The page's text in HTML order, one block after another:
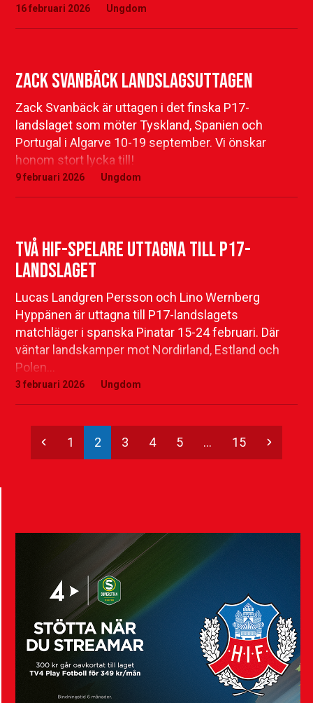
16 februari 2026 Ungdom
Zack Svanbäck landslagsuttagen
Zack Svanbäck är uttagen i det finska P17-
landslaget som möter Tyskland, Spanien och
Portugal i Algarve 10-19 september. Vi önskar
honom stort lycka till!
9 februari 2026 Ungdom
Två HIF-spelare uttagna till P17-
landslaget
Lucas Landgren Persson och Lino Wernberg
Hyppänen är uttagna till P17-landslagets
matchläger i spanska Pinatar 15-24 februari. Där
väntar landskamper mot Nordirland, Estland och
Polen…
3 februari 2026 Ungdom
Previous
Page
1 Page
2 Page
3 Page
4 Page
5 … Page
15 Next